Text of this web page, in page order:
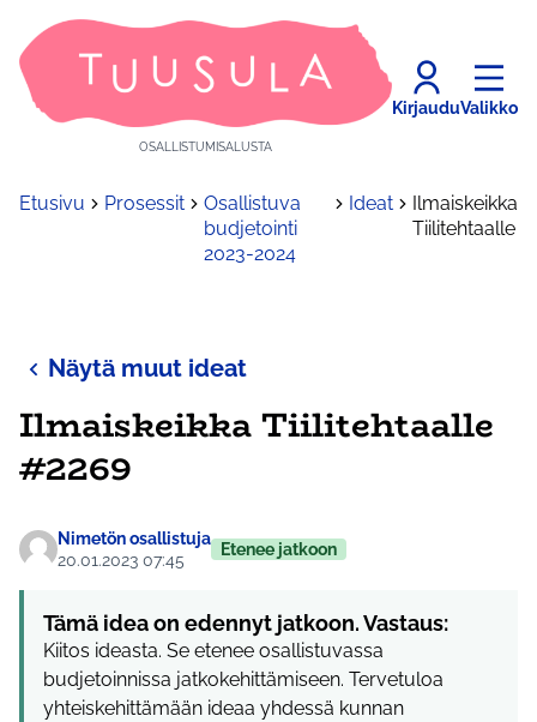
OSALLISTUMISALUSTA
KirjauduValikko
Etusivu Prosessit
Osallistuva
budjetointi
2023-2024
Ideat
Ilmaiskeikka
Tiilitehtaalle
Näytä muut ideat
Ilmaiskeikka Tiilitehtaalle
#2269
Nimetön osallistuja
20.01.2023 07:45
Etenee jatkoon
Tämä idea on edennyt jatkoon. Vastaus:
Kiitos ideasta. Se etenee osallistuvassa
budjetoinnissa jatkokehittämiseen. Tervetuloa
yhteiskehittämään ideaa yhdessä kunnan